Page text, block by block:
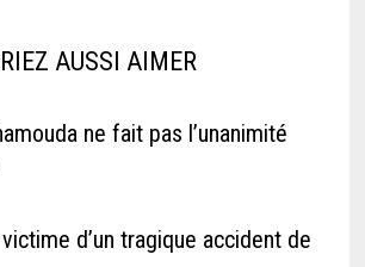
AUSSI AIMER
ne fait pas l’unanimité
d’un tragique accident de